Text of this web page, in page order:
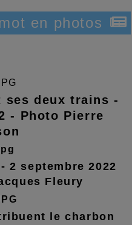
en photos
ses deux trains -
- Photo Pierre
2 septembre 2022
Fleury
le charbon